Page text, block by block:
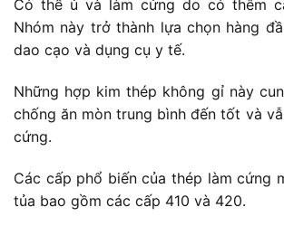
Có thể ủ và làm cứng do có thêm
Nhóm này trở thành lựa chọn hàng
dao cạo và dụng cụ y tế.
Những hợp kim thép không gỉ này
chống ăn mòn trung bình đến tốt và
cứng.
Các cấp phổ biến của thép làm cứng
tủa bao gồm các cấp 410 và 420.